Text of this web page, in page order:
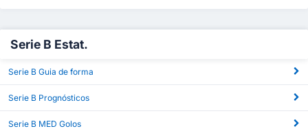
Serie B Estat.
Serie B Guia de forma
Serie B Prognósticos
Serie B MED Golos